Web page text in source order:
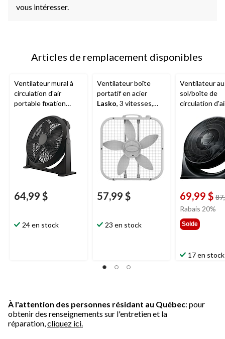
vous intéresser.
Articles de remplacement disponibles
Ventilateur mural à
circulation d'air
portable fixation
NOMA, 3 vitesses,
noir, 20 po
64,99 $
24 en stock
Ventilateur boîte
portatif en acier
Lasko, 3 vitesses,
blanc, 20 po
57,99 $
23 en stock
Ventilateur au
sol/boîte de
circulation
TurboForce, 3
vitesses,
69,99 $
Rabais 20%
Solde
17 en stock
À l'attention des personnes résidant au Québec: pour
obtenir des renseignements sur l'entretien et la
réparation, cliquez ici.